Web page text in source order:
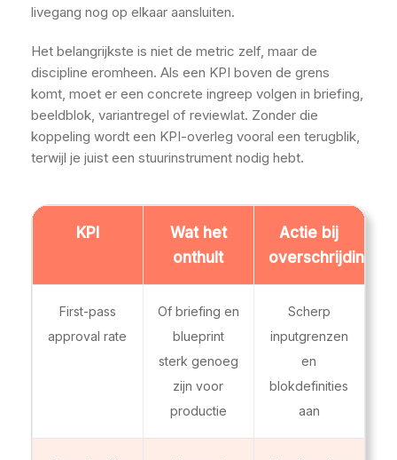
livegang nog op elkaar aansluiten.
Het belangrijkste is niet de metric zelf, maar de
discipline eromheen. Als een KPI boven de grens
komt, moet er een concrete ingreep volgen in briefing,
beeldblok, variantregel of reviewlat. Zonder die
koppeling wordt een KPI-overleg vooral een terugblik,
terwijl je juist een stuurinstrument nodig hebt.
KPI
Wat het
onthult
Actie bij
overschrijding
First-pass
approval rate
Of briefing en
blueprint
sterk genoeg
zijn voor
productie
Scherp
inputgrenzen
en
blokdefinities
aan